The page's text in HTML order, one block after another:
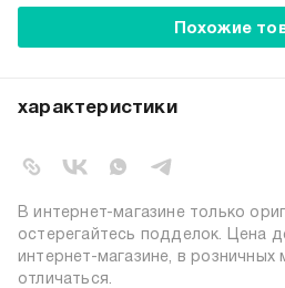
Похожие
характеристики
коллекция:
вид застежки:
пусеты
цвет:
белый
состав:
40%
В интернет-магазине только
остерегайтесь подделок. Цена
интернет-магазине, в розничных
отличаться.